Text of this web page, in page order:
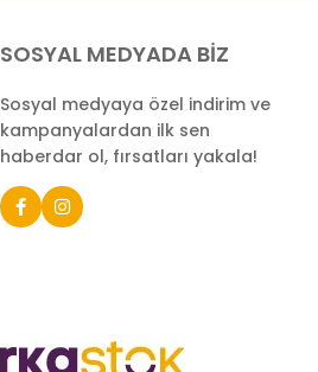
SOSYAL MEDYADA BİZ
Sosyal medyaya özel indirim ve
kampanyalardan ilk sen
haberdar ol, fırsatları yakala!